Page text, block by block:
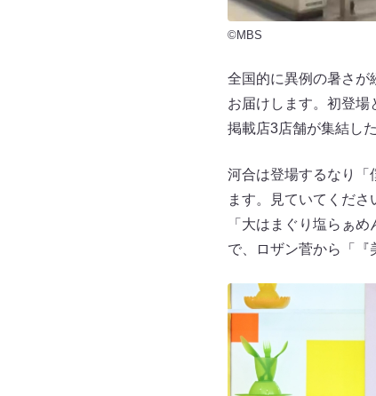
©MBS
全国的に異例の暑さが
お届けします。初登
掲載店3店舗が集結し
河合は登場するなり「
ます。見ていてくだ
「大はまぐり塩らぁ
で、ロザン菅から「『